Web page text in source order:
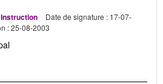
Instruction
Date de signature : 17-07-
: 25-08-2003